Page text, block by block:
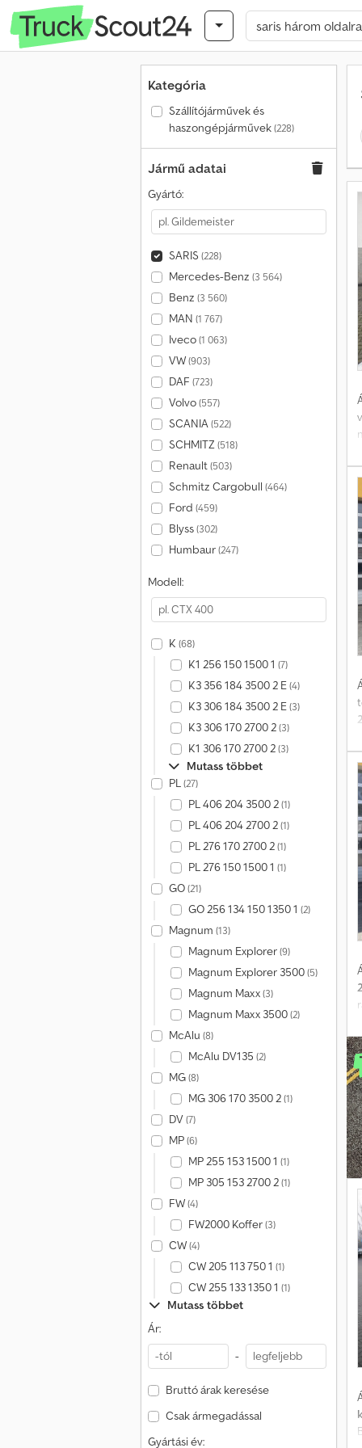
Kategória
Szállítójárművek és
haszongépjárművek(228)
Jármű adatai
Gyártó:
SARIS (228)
Mercedes-Benz (3 564)
Benz (3 560)
MAN (1 767)
Iveco(1 063)
VW(903)
DAF (723)
Volvo(557)
SCANIA(522)
SCHMITZ(518)
Renault(503)
Schmitz Cargobull (464)
Ford (459)
Blyss(302)
Humbaur(247)
Modell:
K (68)
K1 256 150 1500 1 (7)
K3 356 184 3500 2 E(4)
K3 306 184 3500 2 E(3)
K3 306 170 2700 2(3)
K1 306 170 2700 2(3)
Mutass többet
PL(27)
PL 406 204 3500 2(1)
PL 406 204 2700 2(1)
PL 276 170 2700 2(1)
PL 276 150 1500 1 (1)
GO(21)
GO 256 134 150 1350 1 (2)
Magnum (13)
Magnum Explorer(9)
Magnum Explorer 3500(5)
Magnum Maxx(3)
Magnum Maxx 3500(2)
McAlu (8)
McAlu DV135 (2)
MG(8)
MG 306 170 3500 2(1)
DV(7)
MP(6)
MP 255 153 1500 1 (1)
MP 305 153 2700 2(1)
FW(4)
FW2000 Koffer(3)
CW(4)
CW 205 113 750 1 (1)
CW 255 133 1350 1 (1)
Mutass többet
Ár:
-
Bruttó árak keresése
Csak ármegadással
Gyártási év: